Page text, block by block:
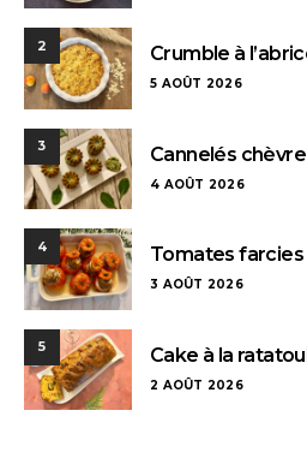
2 Crumble à
5 AOÛT 2026
3 Cannelés
4 AOÛT 2026
4 Tomates farcies
3 AOÛT 2026
5 Cake à la
2 AOÛT 2026